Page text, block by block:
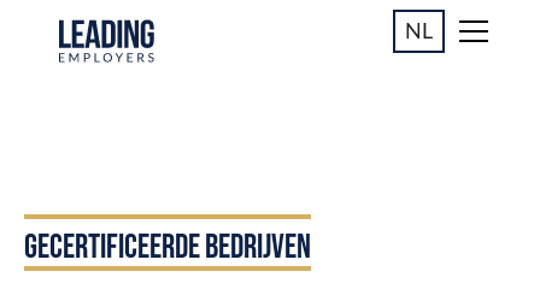
NL
GECERTIFICEERDE BEDRIJVEN